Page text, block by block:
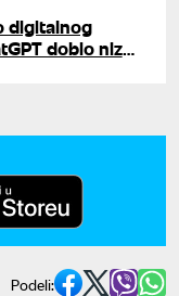
digitalnog
dobio niz
Podeli: